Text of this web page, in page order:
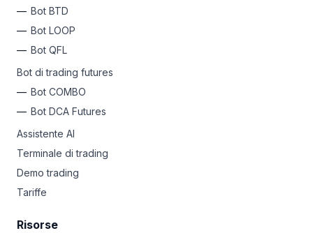
Bot BTD
Bot LOOP
Bot QFL
Bot di trading futures
Bot COMBO
Bot DCA Futures
Assistente AI
Terminale di trading
Demo trading
Tariffe
Risorse